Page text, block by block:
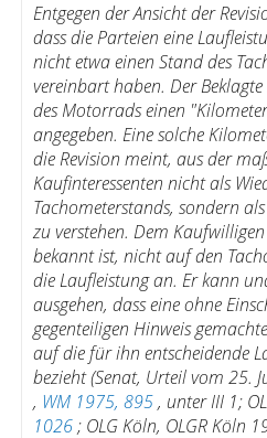
Entgegen der Ansicht der
dass die Parteien eine
nicht etwa einen Stand des
vereinbart haben. Der
des Motorrads einen
angegeben. Eine solche
die Revision meint, aus der
Kaufinteressenten nicht als
Tachometerstands, sondern
zu verstehen. Dem
bekannt ist, nicht auf den
die Laufleistung an. Er kann
ausgehen, dass eine ohne
gegenteiligen Hinweis
auf die für ihn entscheidende
bezieht (Senat, Urteil vom 25.
, WM 1975, 895, unter III 1;
1026; OLG Köln, OLGR Köln